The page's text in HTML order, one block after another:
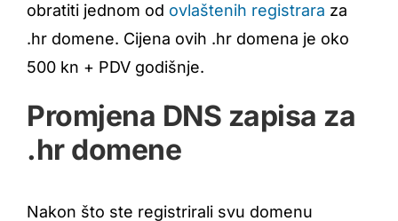
obratiti jednom od ovlaštenih registrara za
.hr domene. Cijena ovih .hr domena je oko
500 kn + PDV godišnje.
Promjena DNS zapisa za
.hr domene
Nakon što ste registrirali svu domenu